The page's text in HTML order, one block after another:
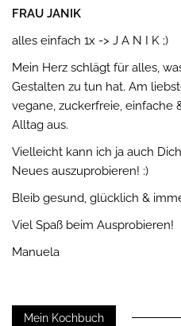
FRAU JANIK
alles einfach 1x -> J A N I K ;)
Mein Herz schlägt für alles,
Gestalten zu tun hat. Am
vegane, zuckerfreie, einfache
Alltag aus.
Vielleicht kann ich ja auch
Neues auszuprobieren! :)
Bleib gesund, glücklich &
Viel Spaß beim Ausprobieren!
Manuela
Mein Kochbuch